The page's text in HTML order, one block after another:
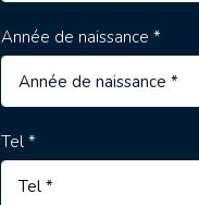
Année de naissance *
Tel *